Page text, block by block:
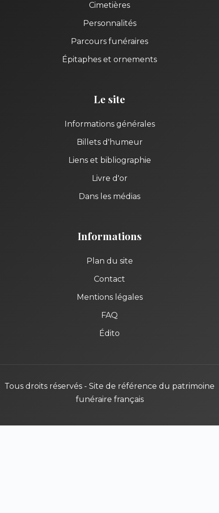
Cimetières
Personnalités
Parcours funéraires
Épitaphes et ornements
Le site
Informations générales
Billets d'humeur
Liens et bibliographie
Livre d'or
Dans les médias
Informations
Plan du site
Contact
Mentions légales
FAQ
Édito
Tous droits réservés - Site de référence du patrimoine
funéraire français